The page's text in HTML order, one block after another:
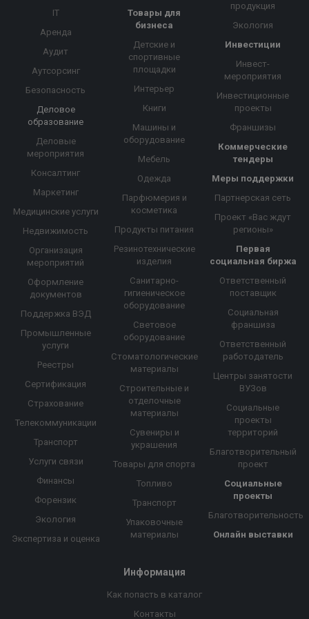
IT
Аренда
Аудит
Аутсорсинг
Безопасность
Деловое
образование
Деловые
мероприятия
Консалтинг
Маркетинг
Медицинские услуги
Недвижимость
Организация
мероприятий
Оформление
документов
Поддержка ВЭД
Промышленные
услуги
Реестры
Сертификация
Страхование
Телекоммуникации
Транспорт
Услуги связи
Финансы
Форензик
Экология
Экспертиза и оценка
Товары для
бизнеса
Детские и
спортивные
площадки
Интерьер
Книги
Машины и
оборудование
Мебель
Одежда
Парфюмерия и
косметика
Продукты питания
Резинотехнические
изделия
Санитарно-
гигиеническое
оборудование
Световое
оборудование
Стоматологические
материалы
Строительные и
отделочные
материалы
Сувениры и
украшения
Товары для спорта
Топливо
Транспорт
Упаковочные
материалы
продукция
Экология
Инвестиции
Инвест-
мероприятия
Инвестиционные
проекты
Франшизы
Коммерческие
тендеры
Меры поддержки
Партнерская сеть
Проект «Вас ждут
регионы»
Первая
социальная биржа
Ответственный
поставщик
Социальная
франшиза
Ответственный
работодатель
Центры занятости
ВУЗов
Социальные
проекты
территорий
Благотворительный
проект
Социальные
проекты
Благотворительность
Онлайн выставки
Информация
Как попасть в каталог
Контакты